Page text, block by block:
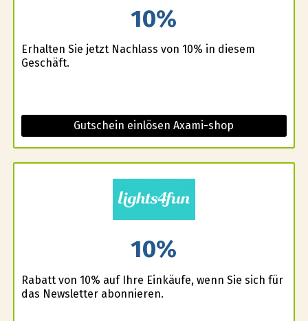
10%
Erhalten Sie jetzt Nachlass von 10% in diesem
Geschäft.
Gutschein einlösen Axami-shop
10%
Rabatt von 10% auf Ihre Einkäufe, wenn Sie sich für
das Newsletter abonnieren.